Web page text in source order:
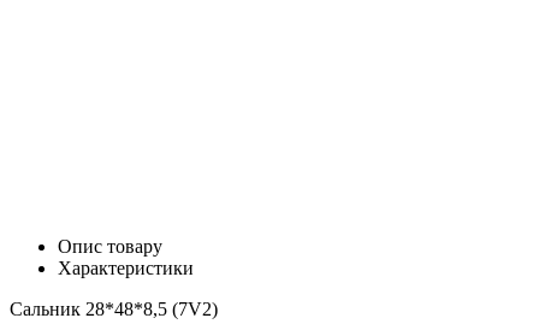
Опис товару
Характеристики
Сальник 28*48*8,5 (7V2)